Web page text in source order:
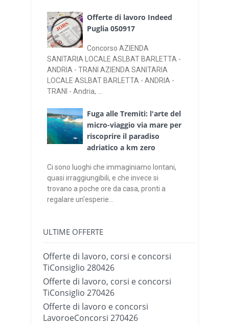
Offerte di lavoro Indeed
Puglia 050917
Concorso AZIENDA
SANITARIA LOCALE ASLBAT BARLETTA -
ANDRIA - TRANI AZIENDA SANITARIA
LOCALE ASLBAT BARLETTA - ANDRIA -
TRANI - Andria, ...
Fuga alle Tremiti: l'arte del
micro-viaggio via mare per
riscoprire il paradiso
adriatico a km zero
Ci sono luoghi che immaginiamo lontani,
quasi irraggiungibili, e che invece si
trovano a poche ore da casa, pronti a
regalare un'esperie...
ULTIME OFFERTE
Offerte di lavoro, corsi e concorsi
TiConsiglio 280426
Offerte di lavoro, corsi e concorsi
TiConsiglio 270426
Offerte di lavoro e concorsi
LavoroeConcorsi 270426